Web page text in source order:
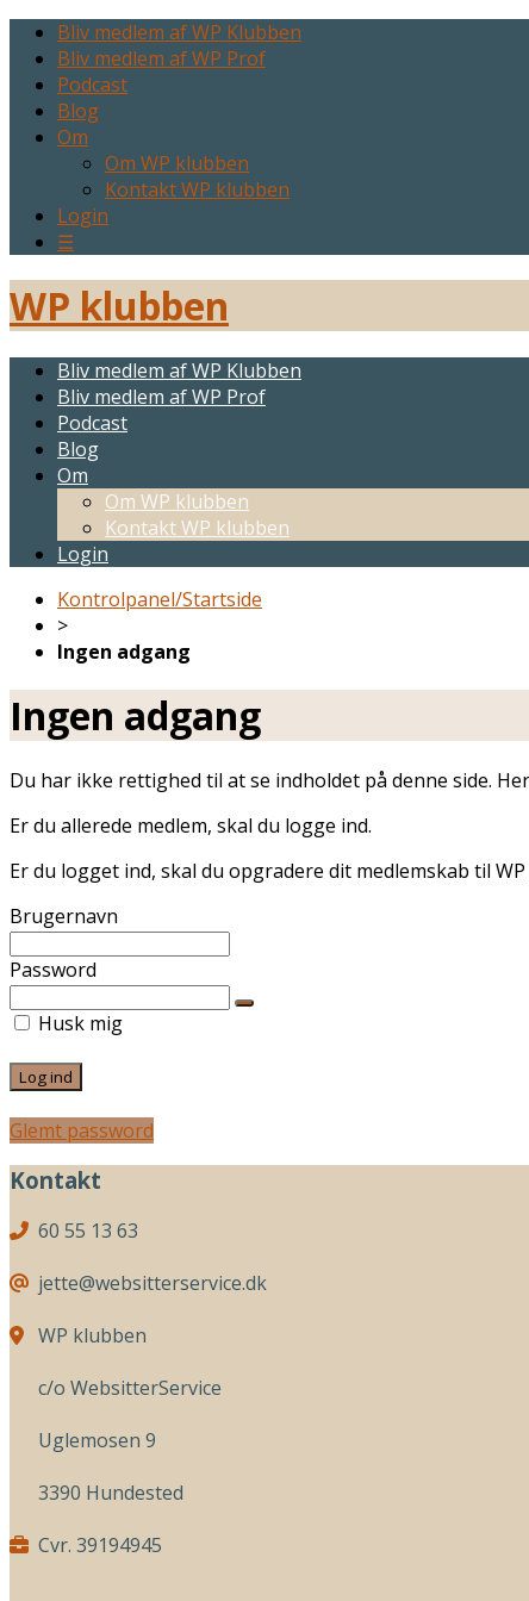
Bliv medlem af WP Klubben
Bliv medlem af WP Prof
Podcast
Blog
Om
Om WP klubben
Kontakt WP klubben
Login
☰
WP klubben
Bliv medlem af WP Klubben
Bliv medlem af WP Prof
Podcast
Blog
Om
Om WP klubben
Kontakt WP klubben
Login
Kontrolpanel/Startside
>
Ingen adgang
Ingen adgang
Du har ikke rettighed til at se indholdet på denne side.
Er du allerede medlem, skal du logge ind.
Er du logget ind, skal du opgradere dit medlemskab til
Brugernavn
Password
Husk mig
Glemt password
Kontakt
60 55 13 63
jette@websitterservice.dk
WP klubben
c/o WebsitterService
Uglemosen 9
3390 Hundested
Cvr. 39194945